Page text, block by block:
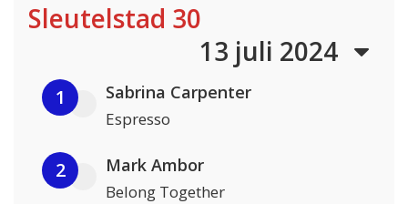
Sleutelstad 30
13 juli 2024
1 Sabrina Carpenter
Espresso
2 Mark Ambor
Belong Together